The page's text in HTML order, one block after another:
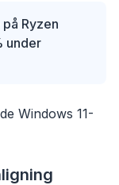
Ryzen
under
Windows 11-